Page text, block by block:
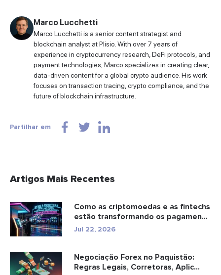
Marco Lucchetti
Marco Lucchetti is a senior content strategist and
blockchain analyst at Plisio. With over 7 years of
experience in cryptocurrency research, DeFi protocols, and
payment technologies, Marco specializes in creating clear,
data-driven content for a global crypto audience. His work
focuses on transaction tracing, crypto compliance, and the
future of blockchain infrastructure.
Partilhar em
Artigos Mais Recentes
Como as criptomoedas e as fintechs
estão transformando os pagamen...
Jul 22, 2026
Negociação Forex no Paquistão:
Regras Legais, Corretoras, Aplic...